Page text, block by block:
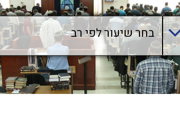
בחר שיעור לפי רב